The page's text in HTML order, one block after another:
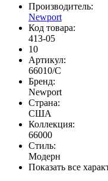
Производитель:
Newport
Код товара:
413-05
10
Артикул:
66010/C
Бренд:
Newport
Страна:
США
Коллекция:
66000
Стиль:
Модерн
Показать все